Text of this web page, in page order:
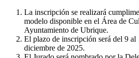
La inscripción se realizará
modelo disponible en el Área de
Ayuntamiento de Ubrique.
El plazo de inscripción será del 9 al
diciembre de 2025.